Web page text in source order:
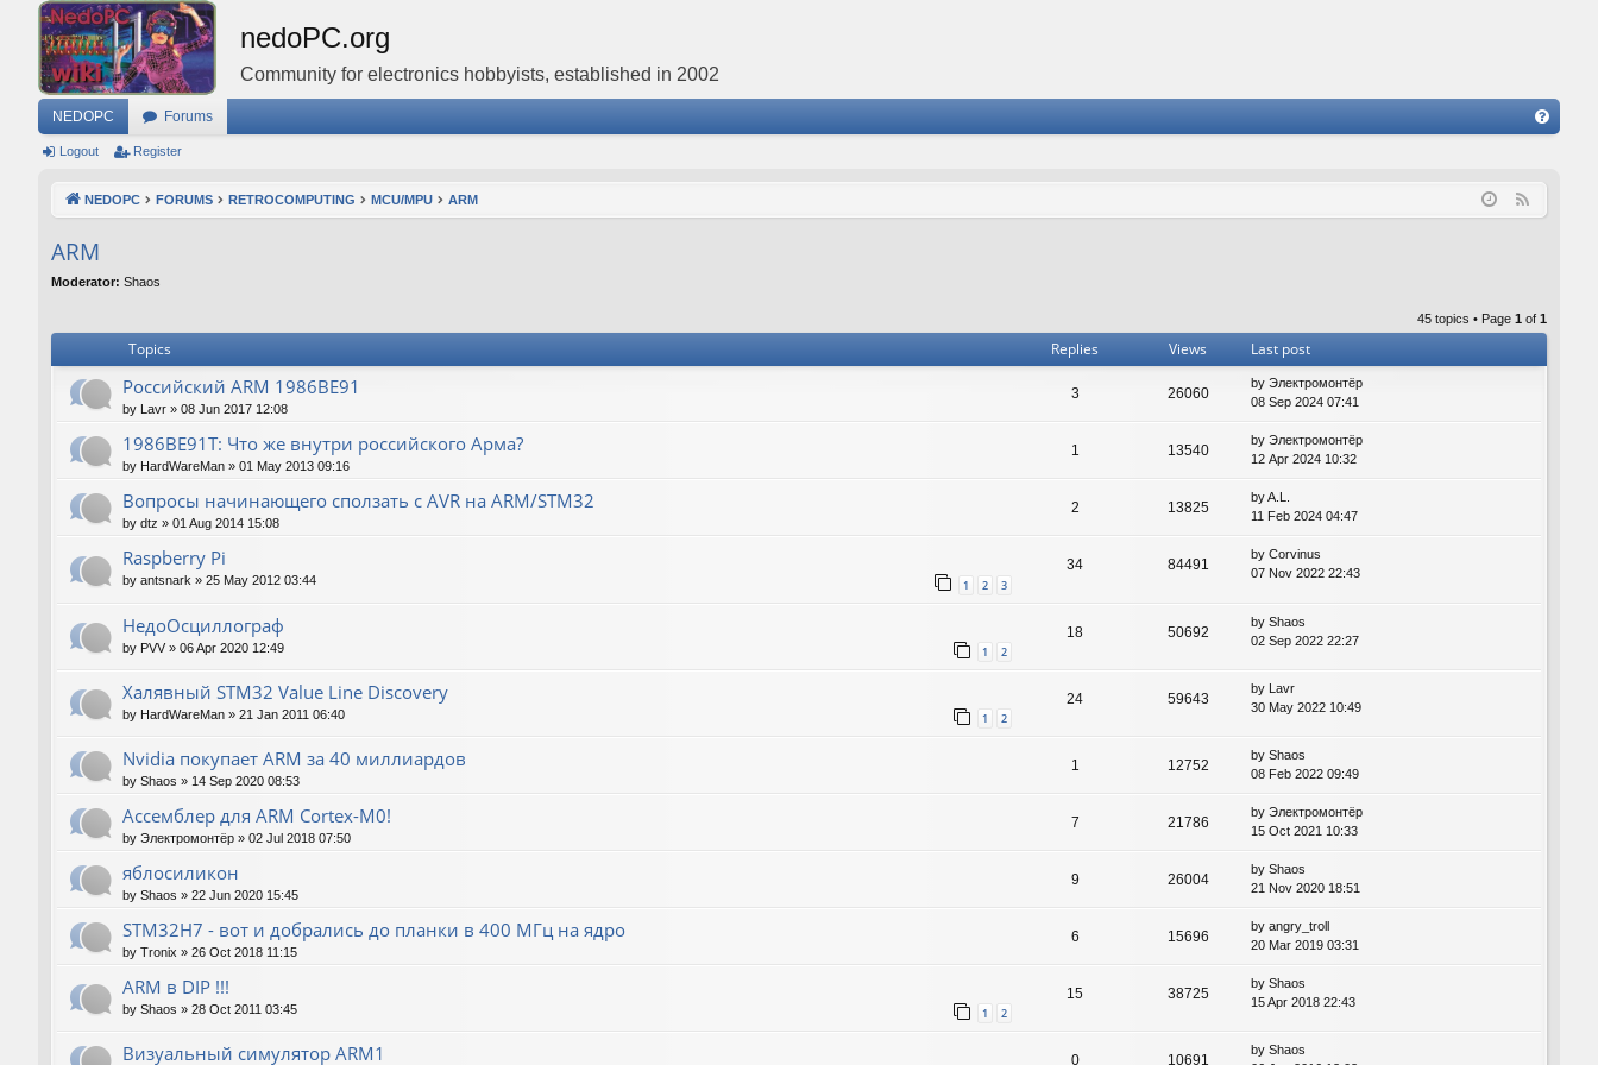
nedoPC.org
Community for electronics hobbyists, established in 2002
NEDOPC Forums
Q
Logout Register
NEDOPC FORUMS RETROCOMPUTING MCU/MPU ARM
ARM
Moderator: Shaos
45 topics • Page 1 of 1
Topics Replies Views Last post
Российский ARM 1986ВЕ91
by Lavr » 08 Jun 2017 12:08
3 26060
by Электромонтёр
08 Sep 2024 07:41
1986ВЕ91Т: Что же внутри российского Арма?
by HardWareMan » 01 May 2013 09:16
1 13540
by Электромонтёр
12 Apr 2024 10:32
Вопросы начинающего сползать с AVR на ARM/STM32
by dtz » 01 Aug 2014 15:08
2 13825
byA.L.
11 Feb 2024 04:47
Raspberry Pi
by antsnark » 25 May 2012 03:44 1 2 3
34 84491
by Corvinus
07 Nov 2022 22:43
НедоОсциллограф
by PVV » 06 Apr 2020 12:49 1 2
18 50692
by Shaos
02 Sep 2022 22:27
Халявный STM32 Value Line Discovery
by HardWareMan » 21 Jan 2011 06:40 1 2
24 59643
by Lavr
30 May 2022 10:49
Nvidia покупает ARM за 40 миллиардов
by Shaos » 14 Sep 2020 08:53
1 12752
by Shaos
08 Feb 2022 09:49
Ассемблер для ARM Cortex-M0!
by Электромонтёр » 02 Jul 2018 07:50
7 21786
by Электромонтёр
15 Oct 2021 10:33
яблосиликон
by Shaos » 22 Jun 2020 15:45
9 26004
by Shaos
21 Nov 2020 18:51
STM32H7 - вот и добрались до планки в 400 МГц на ядро
by Tronix » 26 Oct 2018 11:15
6 15696
by angry_troll
20 Mar 2019 03:31
ARM в DIP !!!
by Shaos » 28 Oct 2011 03:45 1 2
15 38725
by Shaos
15 Apr 2018 22:43
Визуальный симулятор ARM1 0 10691
by Shaos